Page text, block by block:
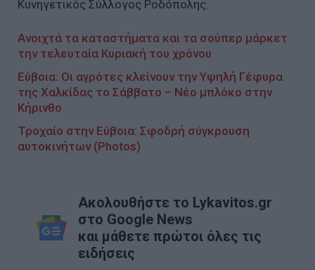
Κυνηγετικός Σύλλογος Ροδόπολης.
Ανοιχτά τα καταστήματα και τα σούπερ μάρκετ
την τελευταία Κυριακή του χρόνου
Εύβοια: Οι αγρότες κλείνουν την Υψηλή Γέφυρα
της Χαλκίδας το Σάββατο – Νέο μπλόκο στην
Κήρινθο
Τροχαίο στην Εύβοια: Σφοδρή σύγκρουση
αυτοκινήτων (Photos)
Ακολουθήστε το Lykavitos.gr
στο Google News
και μάθετε πρώτοι όλες τις
ειδήσεις